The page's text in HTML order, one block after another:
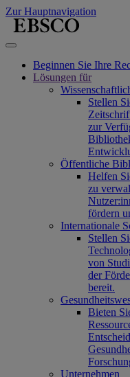
Zur Hauptnavigation
Beginnen Sie Ihre
Lösungen für
Stellen
zur
Öffentliche
Helfen
zu
fördern
Internationale
Stellen
von
der
bereit.
Bieten
Unternehmen